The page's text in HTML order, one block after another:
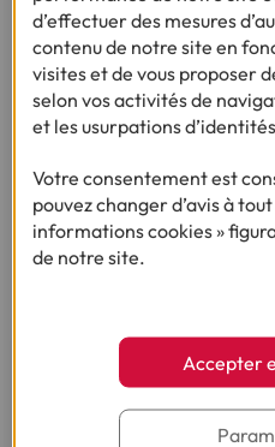
autres.
À SAVOIR
Les frais d’obsèques sont
en ville qu’en campagne
importants en région
Vous souhaitez
la
d’effectuer des mesures
contenu de notre site en
visites et de vous proposer
selon vos activités de
et les usurpations
Votre consentement est
pouvez changer d’avis à
informations cookies »
de notre site.
Accepter